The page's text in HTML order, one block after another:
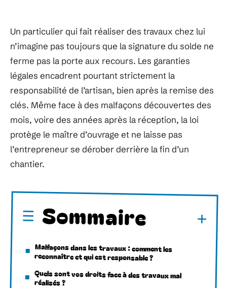
Un particulier qui fait réaliser des travaux chez lui
n’imagine pas toujours que la signature du solde ne
ferme pas la porte aux recours. Les garanties
légales encadrent pourtant strictement la
responsabilité de l’artisan, bien après la remise des
clés. Même face à des malfaçons découvertes des
mois, voire des années après la réception, la loi
protège le maître d’ouvrage et ne laisse pas
l’entrepreneur se dérober derrière la fin d’un
chantier.
Sommaire
Malfaçons dans les travaux : comment les
reconnaître et qui est responsable ?
Quels sont vos droits face à des travaux mal
réalisés ?